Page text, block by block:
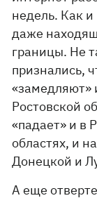
недель. Как и
даже
границы. Не
признались,
«замедляют»
Ростовской
«падает» и в
областях, и
Донецкой и
А еще